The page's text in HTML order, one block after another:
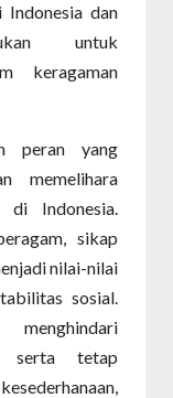
Indonesia dan
untuk
keragaman
peran yang
memelihara
di Indonesia.
sikap
nilai-nilai
sosial.
serta tetap